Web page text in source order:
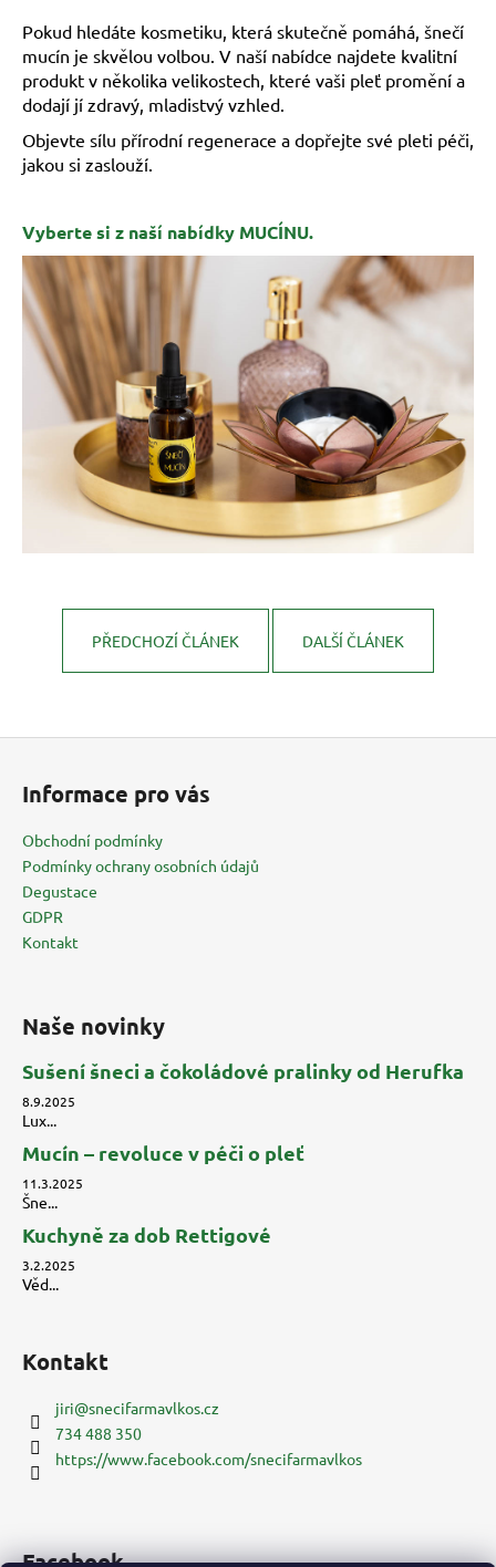
Pokud hledáte kosmetiku, která skutečně pomáhá, šnečí
mucín je skvělou volbou. V naší nabídce najdete kvalitní
produkt v několika velikostech, které vaši pleť promění a
dodají jí zdravý, mladistvý vzhled.
Objevte sílu přírodní regenerace a dopřejte své pleti péči,
jakou si zaslouží.
Vyberte si z naší nabídky MUCÍNU.
PŘEDCHOZÍ ČLÁNEK DALŠÍ ČLÁNEK
Informace pro vás
Obchodní podmínky
Podmínky ochrany osobních údajů
Degustace
GDPR
Kontakt
Naše novinky
Sušení šneci a čokoládové pralinky od Herufka
8.9.2025
Lux...
Mucín – revoluce v péči o pleť
11.3.2025
Šne...
Kuchyně za dob Rettigové
3.2.2025
Věd...
Kontakt
jiri@snecifarmavlkos.cz
734 488 350
https://www.facebook.com/snecifarmavlkos